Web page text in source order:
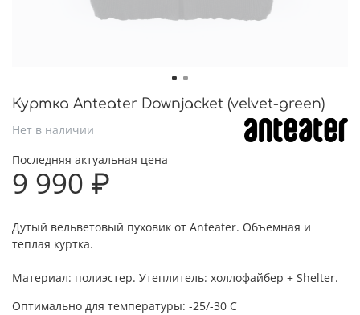
Куртка Anteater Downjacket (velvet-green)
Нет в наличии
Последняя актуальная цена
9 990 ₽
Дутый вельветовый пуховик от Anteater. Объемная и
теплая куртка.
Материал: полиэстер. Утеплитель: холлофайбер + Shelter.
Оптимально для температуры: -25/-30 C